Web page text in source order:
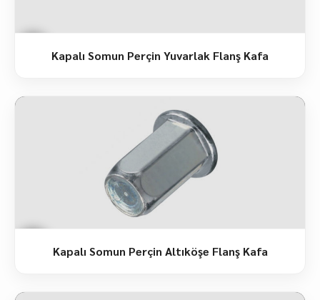
Kapalı Somun Perçin Yuvarlak Flanş Kafa
Kapalı Somun Perçin Altıköşe Flanş Kafa